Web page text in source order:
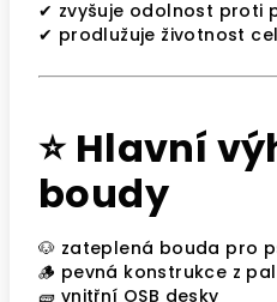
✔ zvyšuje odolnost proti
✔ prodlužuje životnost
⭐ Hlavní
boudy
🐶 zateplená bouda pro
🪵 pevná konstrukce z
🧱 vnitřní OSB desky